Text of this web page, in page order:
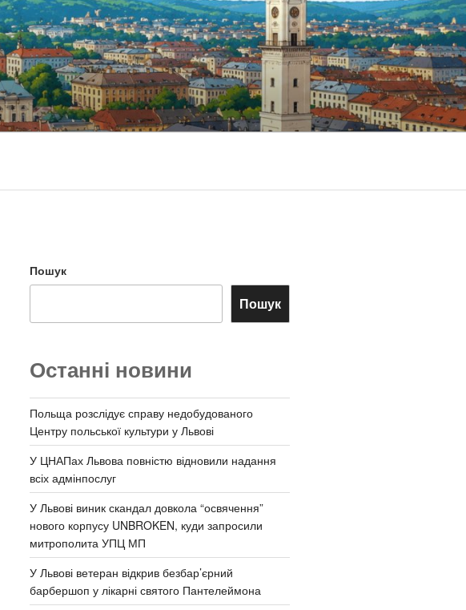
Пошук
Пошук
Останні новини
Польща розслідує справу недобудованого
Центру польської культури у Львові
У ЦНАПах Львова повністю відновили надання
всіх адмінпослуг
У Львові виник скандал довкола “освячення”
нового корпусу UNBROKEN, куди запросили
митрополита УПЦ МП
У Львові ветеран відкрив безбар’єрний
барбершоп у лікарні святого Пантелеймона